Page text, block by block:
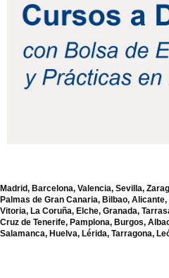
Madrid, Barcelona, Valencia, Sevilla,
Palmas de Gran Canaria, Bilbao,
Vitoria, La Coruña, Elche, Granada,
Cruz de Tenerife, Pamplona, Burgos,
Salamanca, Huelva, Lérida, Tarragona,